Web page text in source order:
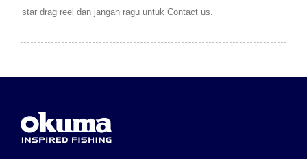
star drag reel dan jangan ragu untuk Contact us.